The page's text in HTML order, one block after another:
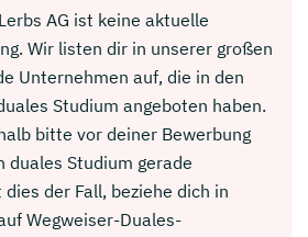
AG ist keine aktuelle
Wir listen dir in unserer großen
Unternehmen auf, die in den
Studium angeboten haben.
bitte vor deiner Bewerbung
duales Studium gerade
der Fall, beziehe dich in
Wegweiser-Duales-